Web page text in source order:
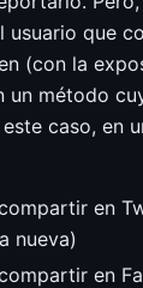
usuario que
(con la
un método
caso, en
en
nueva)
en